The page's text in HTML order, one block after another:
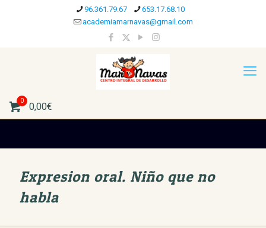
96.361.79.67
653.17.68.10
academiamarnavas@gmail.com
0
0,00€
Expresion oral. Niño que no
habla